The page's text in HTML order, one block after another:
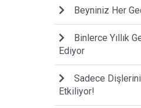
Beyniniz Her
Binlerce Yıllık
Ediyor
Sadece
Etkiliyor!